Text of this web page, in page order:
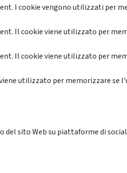
I cookie vengono utilizzati per
Il cookie viene utilizzato per
Il cookie viene utilizzato per
utilizzato per memorizzare se
sito Web su piattaforme di